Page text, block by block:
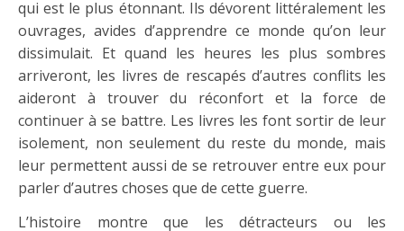
qui est le plus étonnant. Ils dévorent littéralement les
ouvrages, avides d’apprendre ce monde qu’on leur
dissimulait. Et quand les heures les plus sombres
arriveront, les livres de rescapés d’autres conflits les
aideront à trouver du réconfort et la force de
continuer à se battre. Les livres les font sortir de leur
isolement, non seulement du reste du monde, mais
leur permettent aussi de se retrouver entre eux pour
parler d’autres choses que de cette guerre.
L’histoire montre que les détracteurs ou les